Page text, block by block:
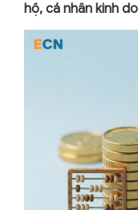
hộ, cá nhân kinh